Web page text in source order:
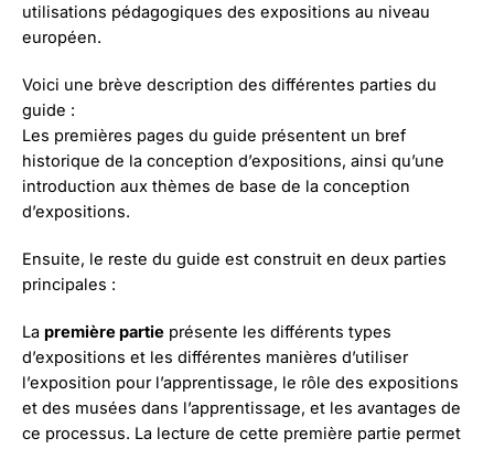
utilisations pédagogiques des expositions au niveau
européen.
Voici une brève description des différentes parties du
guide :
Les premières pages du guide présentent un bref
historique de la conception d’expositions, ainsi qu’une
introduction aux thèmes de base de la conception
d’expositions.
Ensuite, le reste du guide est construit en deux parties
principales :
La première partie présente les différents types
d’expositions et les différentes manières d’utiliser
l’exposition pour l’apprentissage, le rôle des expositions
et des musées dans l’apprentissage, et les avantages de
ce processus. La lecture de cette première partie permet